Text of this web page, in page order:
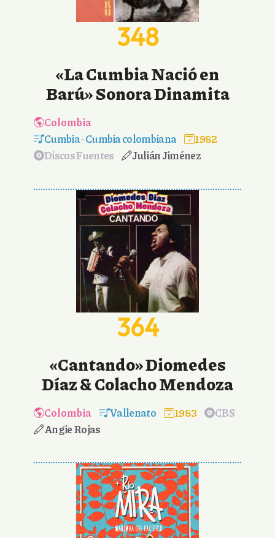
348
«La Cumbia Nació en
Barú» Sonora Dinamita
Colombia
Cumbia-Cumbia colombiana
1982
Discos Fuentes
Julián Jiménez
364
«Cantando» Diomedes
Díaz & Colacho Mendoza
Colombia Vallenato 1983
CBS
Angie Rojas